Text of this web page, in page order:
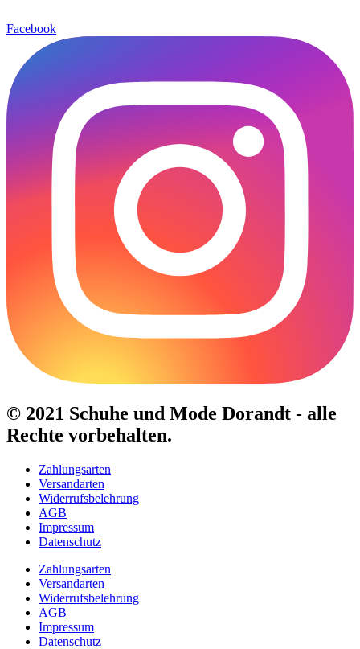
Facebook
© 2021 Schuhe und Mode Dorandt - alle
Rechte vorbehalten.
Zahlungsarten
Versandarten
Widerrufsbelehrung
AGB
Impressum
Datenschutz
Zahlungsarten
Versandarten
Widerrufsbelehrung
AGB
Impressum
Datenschutz